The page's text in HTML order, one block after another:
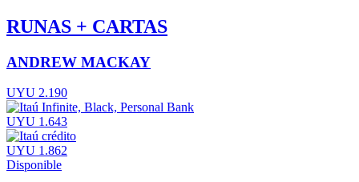
RUNAS + CARTAS
ANDREW MACKAY
UYU 2.190
UYU 1.643
UYU 1.862
Disponible